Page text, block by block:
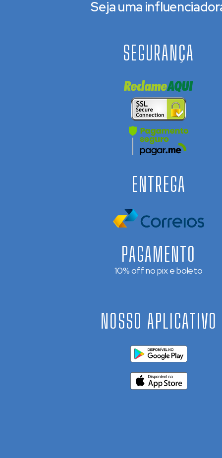
Seja uma
PAGAMENTO
10% off no pix e boleto
ENTREGA
SEGURANÇA
NOSSO APLICATIVO